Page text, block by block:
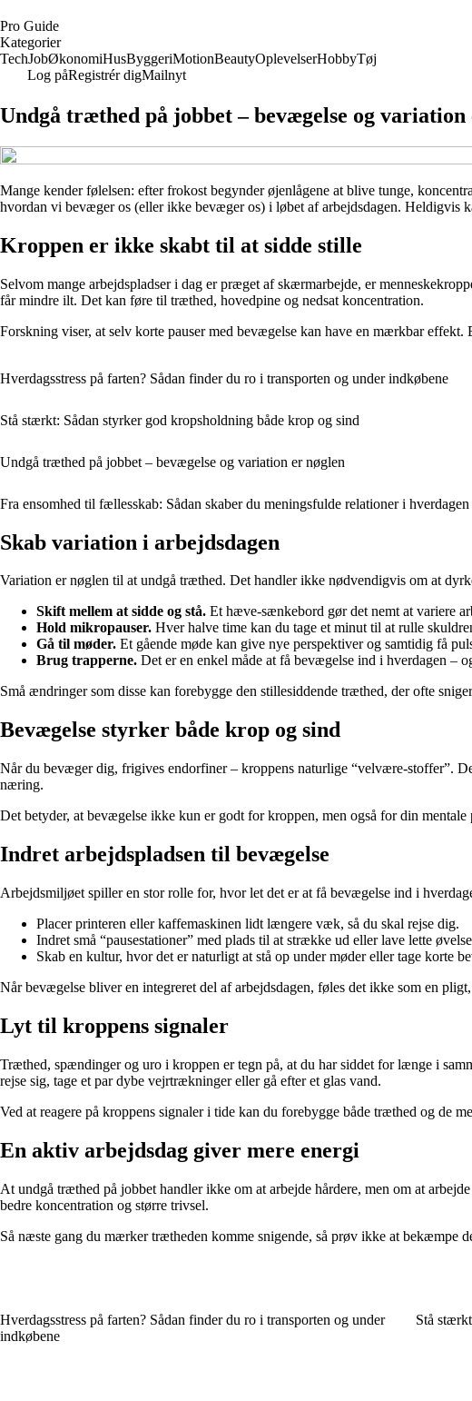
Pro Guide
Kategorier
TechJobØkonomiHusByggeriMotionBeautyOplevelserHobbyTøj
Log påRegistrér digMailnyt
Undgå træthed på jobbet – bevægelse og variation
Mange kender følelsen: efter frokost begynder øjenlågene at blive tunge,
hvordan vi bevæger os (eller ikke bevæger os) i løbet af arbejdsdagen. Heldigvis
Kroppen er ikke skabt til at sidde stille
Selvom mange arbejdspladser i dag er præget af skærmarbejde, er
får mindre ilt. Det kan føre til træthed, hovedpine og nedsat koncentration.
Forskning viser, at selv korte pauser med bevægelse kan have en mærkbar
Hverdagsstress på farten? Sådan finder du ro i transporten og under indkøbene
Stå stærkt: Sådan styrker god kropsholdning både krop og sind
Undgå træthed på jobbet – bevægelse og variation er nøglen
Fra ensomhed til fællesskab: Sådan skaber du meningsfulde relationer i hverdagen
Skab variation i arbejdsdagen
Variation er nøglen til at undgå træthed. Det handler ikke nødvendigvis om at
Skift mellem at sidde og stå. Et hæve-sænkebord gør det nemt at variere
Hold mikropauser. Hver halve time kan du tage et minut til at rulle
Gå til møder. Et gående møde kan give nye perspektiver og samtidig få
Brug trapperne. Det er en enkel måde at få bevægelse ind i hverdagen –
Små ændringer som disse kan forebygge den stillesiddende træthed, der ofte
Bevægelse styrker både krop og sind
Når du bevæger dig, frigives endorfiner – kroppens naturlige “velvære-stoffer”.
næring.
Det betyder, at bevægelse ikke kun er godt for kroppen, men også for din
Indret arbejdspladsen til bevægelse
Arbejdsmiljøet spiller en stor rolle for, hvor let det er at få bevægelse ind i
Placer printeren eller kaffemaskinen lidt længere væk, så du skal rejse dig.
Indret små “pausestationer” med plads til at strække ud eller lave lette
Skab en kultur, hvor det er naturligt at stå op under møder eller tage korte
Når bevægelse bliver en integreret del af arbejdsdagen, føles det ikke som en
Lyt til kroppens signaler
Træthed, spændinger og uro i kroppen er tegn på, at du har siddet for længe i
rejse sig, tage et par dybe vejrtrækninger eller gå efter et glas vand.
Ved at reagere på kroppens signaler i tide kan du forebygge både træthed og de
En aktiv arbejdsdag giver mere energi
At undgå træthed på jobbet handler ikke om at arbejde hårdere, men om at
bedre koncentration og større trivsel.
Så næste gang du mærker trætheden komme snigende, så prøv ikke at
Hverdagsstress på farten? Sådan finder du ro i transporten og under
indkøbene
Stå